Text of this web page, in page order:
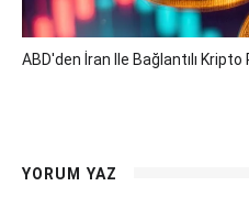
ABD'den İran Ile Bağlantılı Kripto
YORUM YAZ